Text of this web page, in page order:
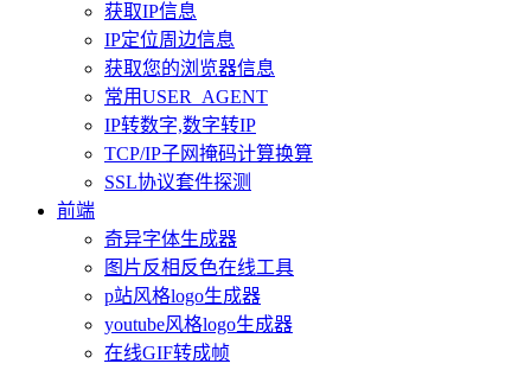
获取IP信息
IP定位周边信息
获取您的浏览器信息
常用USER_AGENT
IP转数字,数字转IP
TCP/IP子网掩码计算换算
SSL协议套件探测
前端
奇异字体生成器
图片反相反色在线工具
p站风格logo生成器
youtube风格logo生成器
在线GIF转成帧